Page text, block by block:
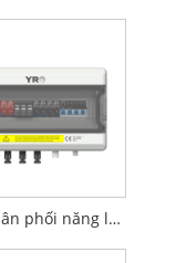
Hộp phân phối năng lượng mặt trời 4 trong 1 ra 1000V DC